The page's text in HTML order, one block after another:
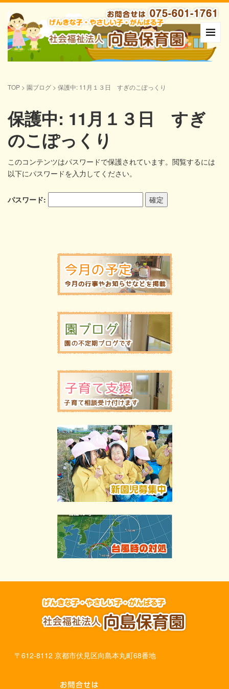
TOP > 園ブログ > 保護中: 11月１３日 すぎのこぽっくり
保護中: 11月１３日 すぎ
のこぽっくり
このコンテンツはパスワードで保護されています。閲覧するには
以下にパスワードを入力してください。
パスワード:
〒612-8112 京都市伏見区向島本丸町68番地